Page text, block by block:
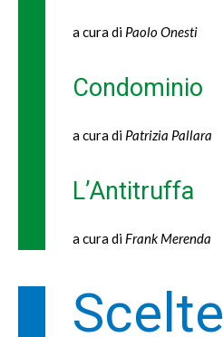
a cura di Paolo Onesti
Condominio
a cura di Patrizia Pallara
L’Antitruffa
a cura di Frank Merenda
Scelte